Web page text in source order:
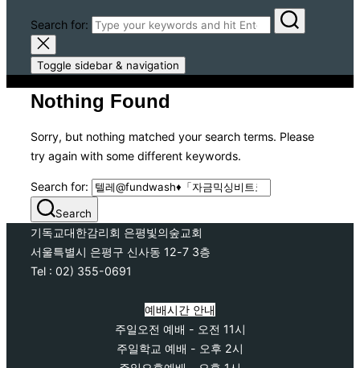
Search for:
Toggle sidebar & navigation
Nothing Found
Sorry, but nothing matched your search terms. Please
try again with some different keywords.
Search for:
Search
기독교대한감리회 은평빛의숲교회
서울특별시 은평구 신사동 12-7 3층
Tel : 02) 355-0691
예배시간 안내
주일오전 예배 - 오전 11시
주일학교 예배 - 오후 2시